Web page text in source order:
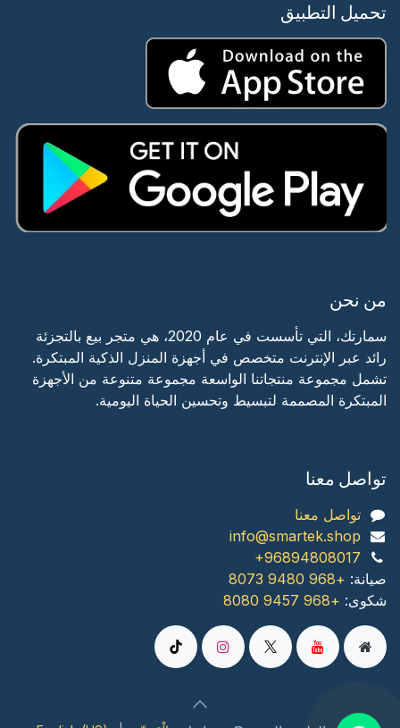
تحميل التطبيق
من نحن
سمارتك، التي تأسست في عام 2020، هي متجر بيع بالتجزئة
رائد عبر الإنترنت متخصص في أجهزة المنزل الذكية المبتكرة.
تشمل مجموعة منتجاتنا الواسعة مجموعة متنوعة من الأجهزة
المبتكرة المصممة لتبسيط وتحسين الحياة اليومية.
تواصل معنا
تواصل معنا
info@smartek.shop
+96894808017
صیانة: +968 9480 8073
شكوى: +968 9457 8080